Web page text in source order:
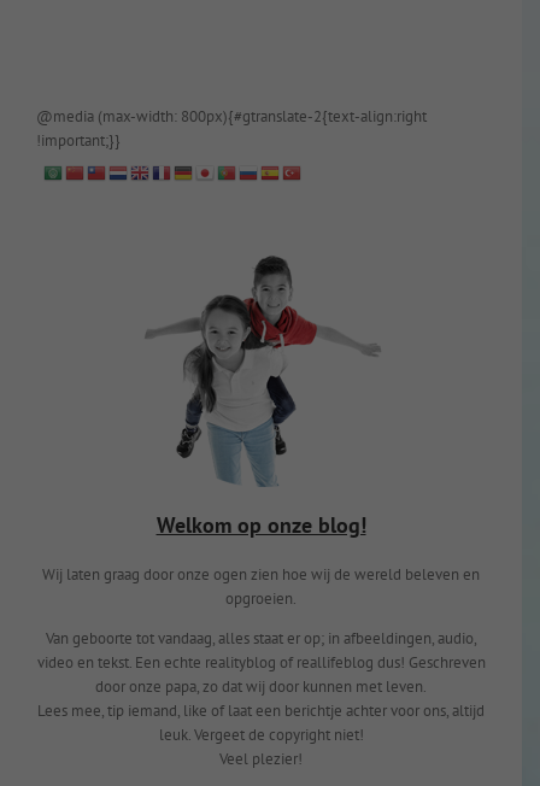
@media (max-width: 800px){#gtranslate-2{text-align:right
!important;}}
Welkom op onze blog!
Wij laten graag door onze ogen zien hoe wij de wereld beleven en
opgroeien.
Van geboorte tot vandaag, alles staat er op; in afbeeldingen, audio,
video en tekst. Een echte realityblog of reallifeblog dus! Geschreven
door onze papa, zo dat wij door kunnen met leven.
Lees mee, tip iemand, like of laat een berichtje achter voor ons, altijd
leuk. Vergeet de copyright niet!
Veel plezier!